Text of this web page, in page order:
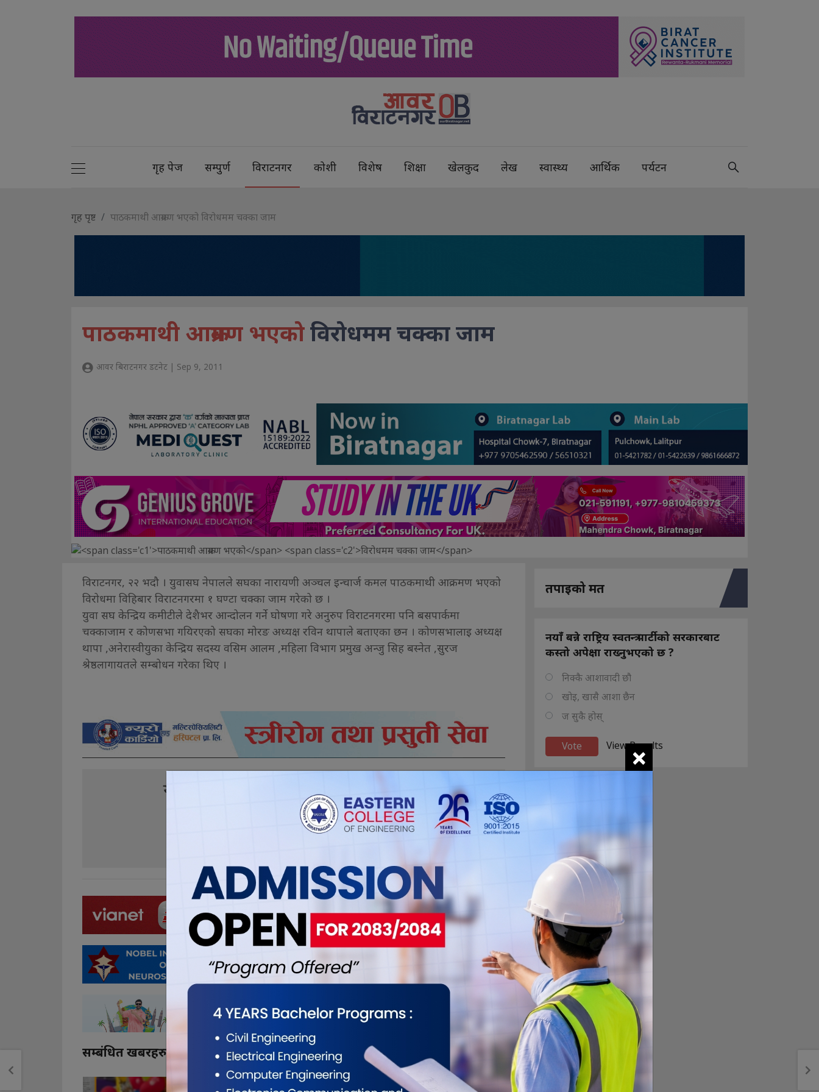
गृह पेज सम्पुर्ण विराटनगर कोशी विशेष शिक्षा खेलकुद लेख स्वास्थ्य आर्थिक पर्यटन
गृह पृष्ट पाठकमाथी आक्रमण भएको विरोधमम चक्का जाम
पाठकमाथी आक्रमण भएकोविरोधमम चक्का जाम
आवर बिराटनगर डटनेट | Sep 9, 2011
विराटनगर, २२ भदौ । युवासघ नेपालले सघका नारायणी अञ्चल इन्चार्ज कमल पाठकमाथी आक्रमण भएको
विरोधमा विहिबार विराटनगरमा १ घण्टा चक्का जाम गरेको छ ।
युवा सघ केन्द्रिय कमीटीले देशैभर आन्दोलन गर्ने घोषणा गरे अनुरुप विराटनगरमा पनि बसपार्कमा
चक्काजाम र कोणसभा गयिरएको सघका मोरङ अध्यक्ष रविन थापाले बताएका छन । कोणसभालाइ अध्यक्ष
थापा ,अनेरास्वीयुका केन्द्रिय सदस्य वसिम आलम ,महिला विभाग प्रमुख अन्जु सिह बस्नेत ,सुरज
श्रेष्ठलागायतले सम्बोधन गरेका थिए ।
यो खबर पढेर तपाईलाई कस्तो महसुस भयो ?
सम्बंधित खबरहरु
तपाइको मत
नयाँ बन्ने राष्ट्रिय स्वतन्त्र पार्टीको सरकारबाट
कस्तो अपेक्षा राख्नुभएको छ ?
निक्कै आशावादी छौ
खोइ, खासै आशा छैन
ज सुकै होस्
View Results
×